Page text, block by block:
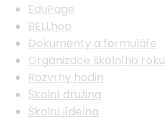
EduPage
BELLhop
Dokumenty a formuláře
Organizace školního roku
Rozvrhy hodin
Školní družina
Školní jídelna